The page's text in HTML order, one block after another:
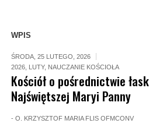
WPIS
ŚRODA, 25 LUTEGO, 2026
2026 LUTY, NAUCZANIE KOŚCIOŁA
Kościół o pośrednictwie łask
Najświętszej Maryi Panny
-O. KRZYSZTOF MARIA FLIS OFMCONV